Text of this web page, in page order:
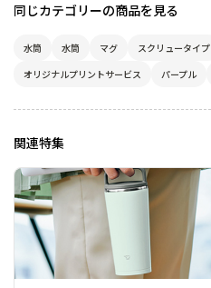
同じカテゴリーの商品を見る
水筒 水筒 マグ スクリュータイプ
オリジナルプリントサービス
パープル
関連特集